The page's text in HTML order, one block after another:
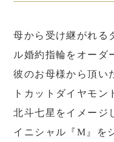
母から受け継がれる
ル婚約指輪をオーダ
彼のお母様から頂い
トカットダイヤモン
北斗七星をイメージ
イニシャル『M』を